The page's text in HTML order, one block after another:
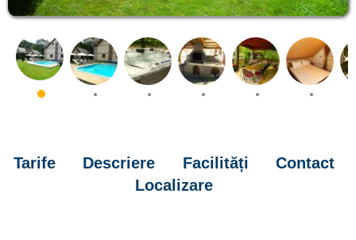
Tarife Descriere Facilități
Contact
Localizare